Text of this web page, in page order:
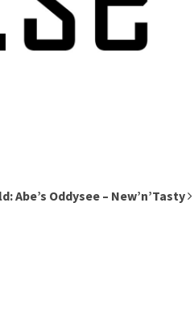
Abe’s Oddysee – New’n’Tasty